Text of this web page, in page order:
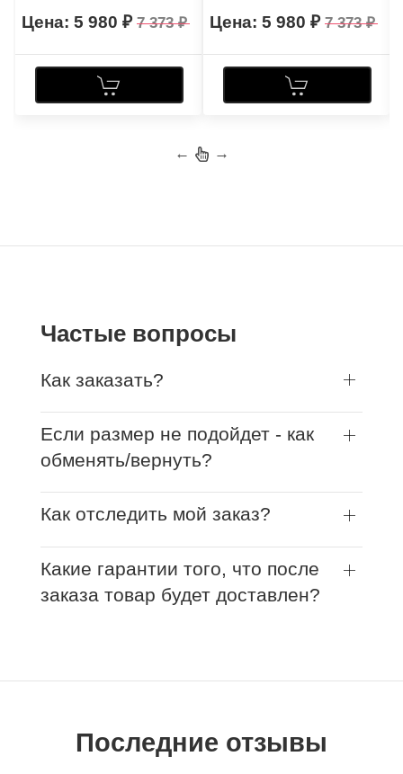
5 980 7 373 5 980 7 373
← →
Частые вопросы
Как заказать?
Если размер не подойдет - как
обменять/вернуть?
Как отследить мой заказ?
Какие гарантии того, что после
заказа товар будет доставлен?
Последние отзывы